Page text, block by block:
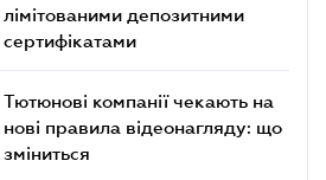
лімітованими депозитними
сертифікатами
Тютюнові компанії чекають на
нові правила відеонагляду: що
зміниться